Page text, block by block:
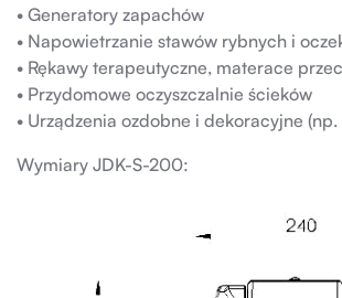
• Generatory zapachów
• Napowietrzanie stawów rybnych i
• Rękawy terapeutyczne, materace
• Przydomowe oczyszczalnie ścieków
• Urządzenia ozdobne i dekoracyjne
Wymiary JDK-S-200: